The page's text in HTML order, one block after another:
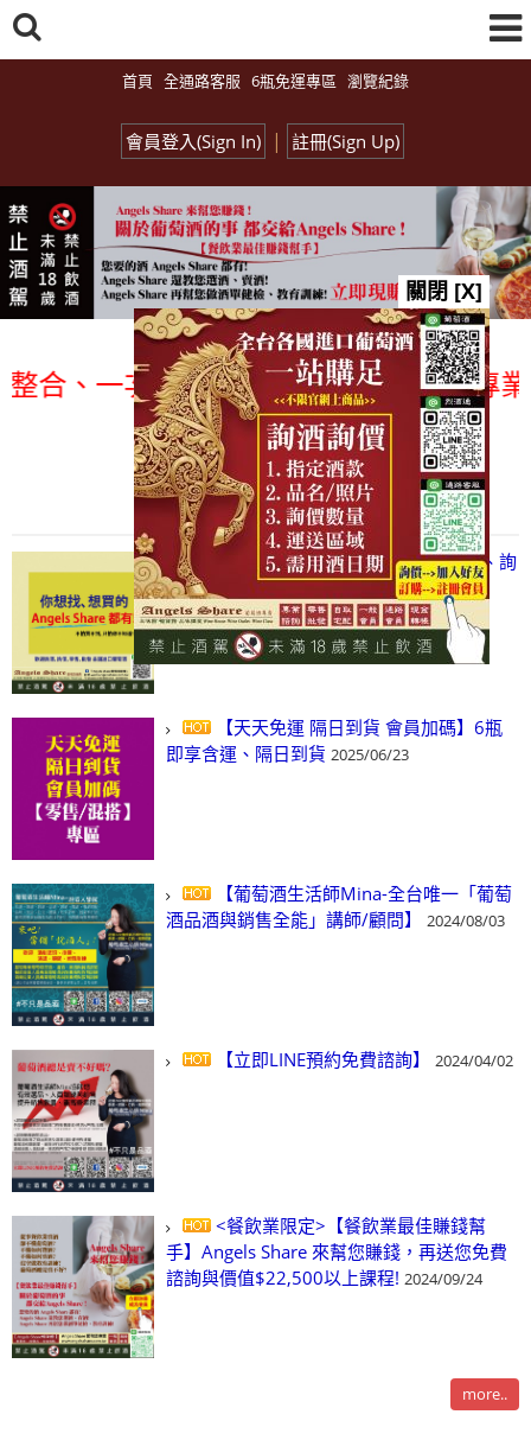
首頁 全通路客服 6瓶免運專區 瀏覽紀錄
會員登入(Sign In) | 註冊(Sign Up)
一次購足」各國進口酒類商品 專業詢(
總覽-促銷&活動
all events
【凡酒問Angels Share】線上選酒、詢
(尋)酒、詢價、零售、批發，看這裡!
2024/03/01
【天天免運 隔日到貨 會員加碼】6瓶
即享含運、隔日到貨 2025/06/23
【葡萄酒生活師Mina-全台唯一「葡萄
酒品酒與銷售全能」講師/顧問】
2024/08/03
【立即LINE預約免費諮詢】 2024/04/02
<餐飲業限定>【餐飲業最佳賺錢幫
手】Angels Share 來幫您賺錢，再送您免費
諮詢與價值$22,500以上課程! 2024/09/24
more..
關閉 [X]